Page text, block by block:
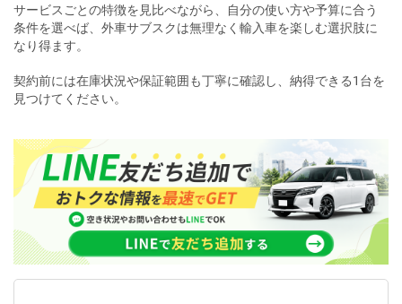
サービスごとの特徴を見比べながら、自分の使い方や予算に合う
条件を選べば、外車サブスクは無理なく輸入車を楽しむ選択肢に
なり得ます。
契約前には在庫状況や保証範囲も丁寧に確認し、納得できる1台を
見つけてください。